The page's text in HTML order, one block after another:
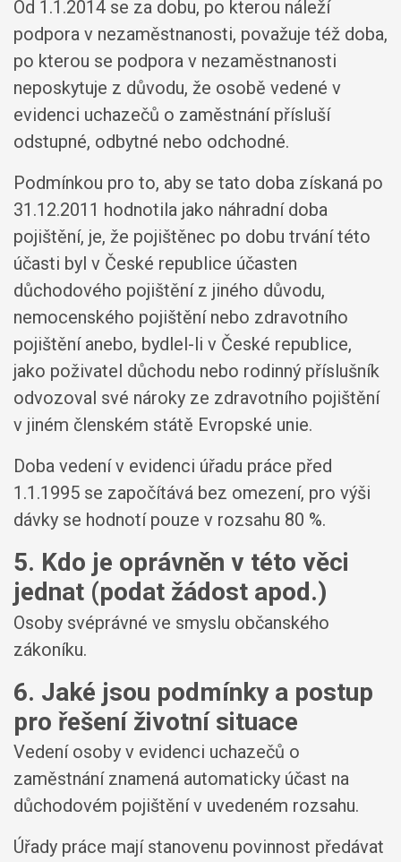
Od 1.1.2014 se za dobu, po kterou náleží
podpora v nezaměstnanosti, považuje též doba,
po kterou se podpora v nezaměstnanosti
neposkytuje z důvodu, že osobě vedené v
evidenci uchazečů o zaměstnání přísluší
odstupné, odbytné nebo odchodné.
Podmínkou pro to, aby se tato doba získaná po
31.12.2011 hodnotila jako náhradní doba
pojištění, je, že pojištěnec po dobu trvání této
účasti byl v České republice účasten
důchodového pojištění z jiného důvodu,
nemocenského pojištění nebo zdravotního
pojištění anebo, bydlel-li v České republice,
jako poživatel důchodu nebo rodinný příslušník
odvozoval své nároky ze zdravotního pojištění
v jiném členském státě Evropské unie.
Doba vedení v evidenci úřadu práce před
1.1.1995 se započítává bez omezení, pro výši
dávky se hodnotí pouze v rozsahu 80 %.
5. Kdo je oprávněn v této věci
jednat (podat žádost apod.)
Osoby svéprávné ve smyslu občanského
zákoníku.
6. Jaké jsou podmínky a postup
pro řešení životní situace
Vedení osoby v evidenci uchazečů o
zaměstnání znamená automaticky účast na
důchodovém pojištění v uvedeném rozsahu.
Úřady práce mají stanovenu povinnost předávat